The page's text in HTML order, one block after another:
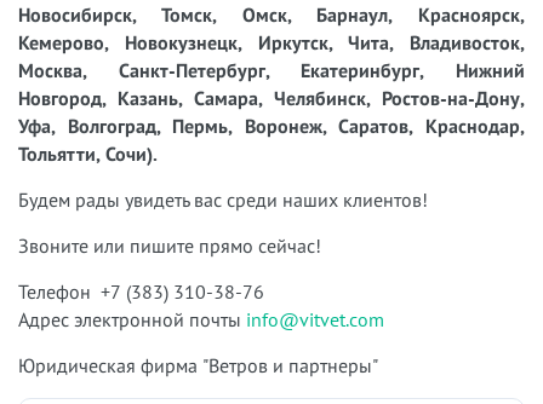
Новосибирск, Томск, Омск, Барнаул, Красноярск,
Кемерово, Новокузнецк, Иркутск, Чита, Владивосток,
Москва, Санкт-Петербург, Екатеринбург, Нижний
Новгород, Казань, Самара, Челябинск, Ростов-на-Дону,
Уфа, Волгоград, Пермь, Воронеж, Саратов, Краснодар,
Тольятти, Сочи).
Будем рады увидеть вас среди наших клиентов!
Звоните или пишите прямо сейчас!
Телефон +7 (383) 310-38-76
Адрес электронной почты info@vitvet.com
Юридическая фирма "Ветров и партнеры"